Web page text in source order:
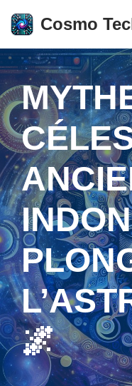
Aller
au
contenu
Cosmo
🌌